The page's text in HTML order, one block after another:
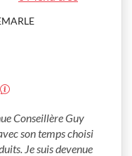
Conseillère Guy
son temps choisi
Je suis devenue